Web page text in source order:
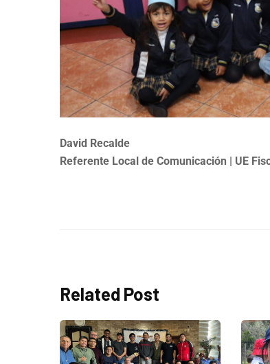
David Recalde
Referente Local de Comunicación | UE
Related Post